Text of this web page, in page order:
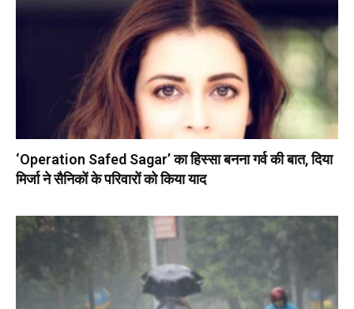
‘Operation Safed Sagar’ का हिस्सा बनना गर्व की बात, दिया
मिर्जा ने सैनिकों के परिवारों को किया याद